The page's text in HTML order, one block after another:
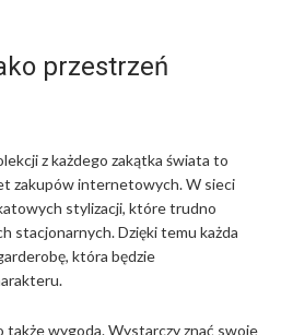
przestrzeń
z każdego zakątka świata to
zakupów internetowych. W sieci
stylizacji, które trudno
stacjonarnych. Dzięki temu każda
która będzie
wygoda. Wystarczy znać swoje